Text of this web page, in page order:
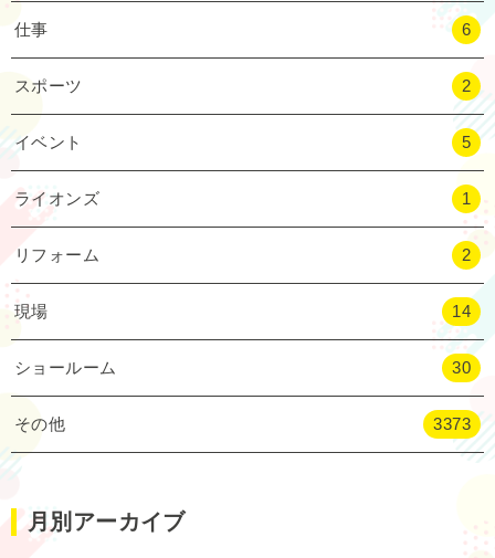
仕事 6
スポーツ 2
イベント 5
ライオンズ 1
リフォーム 2
現場 14
ショールーム 30
その他 3373
月別アーカイブ